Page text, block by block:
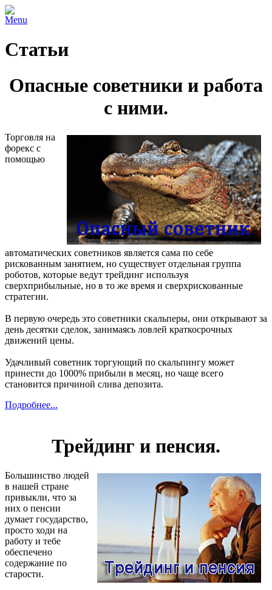
Menu
Статьи
Опасные советники и работа
с ними.
Торговля на
форекс с
помощью
автоматических советников является сама по себе
рискованным занятием, но существует отдельная группа
роботов, которые ведут трейдинг используя
сверхприбыльные, но в то же время и сверхрискованные
стратегии.
В первую очередь это советники скальперы, они открывают за
день десятки сделок, занимаясь ловлей краткосрочных
движений цены.
Удачливый советник торгующий по скальпингу может
принести до 1000% прибыли в месяц, но чаще всего
становится причиной слива депозита.
Подробнее...
Трейдинг и пенсия.
Большинство людей
в нашей стране
привыкли, что за
них о пенсии
думает государство,
просто ходи на
работу и тебе
обеспечено
содержание по
старости.